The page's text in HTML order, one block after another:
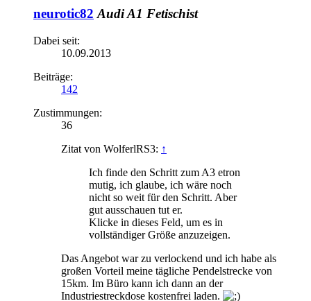
neurotic82 Audi A1 Fetischist
Dabei seit:
10.09.2013
Beiträge:
142
Zustimmungen:
36
Zitat von WolferlRS3: ↑
Ich finde den Schritt zum A3 etron
mutig, ich glaube, ich wäre noch
nicht so weit für den Schritt. Aber
gut ausschauen tut er.
Klicke in dieses Feld, um es in
vollständiger Größe anzuzeigen.
Das Angebot war zu verlockend und ich habe als
großen Vorteil meine tägliche Pendelstrecke von
15km. Im Büro kann ich dann an der
Industriestreckdose kostenfrei laden.